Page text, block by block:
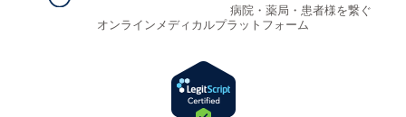
病院・薬局・患者様を繋ぐ
オンラインメディカルプラットフォーム